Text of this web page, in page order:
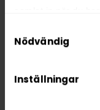
We work with
Nödvändig
Inställningar